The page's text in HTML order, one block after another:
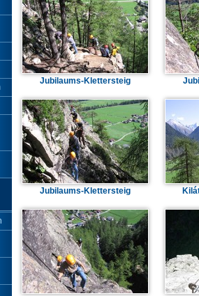
Jubilaums-Klettersteig
Jubilaums-Klettersteig